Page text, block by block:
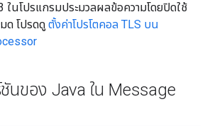
ในโปรแกรมประมวลผลข้อความโดยปิดใช้
ด โปรดดู ตั้งค่าโปรโตคอล TLS บน
นของ Java ใน Message